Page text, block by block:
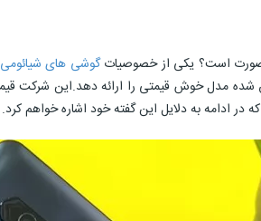
گوشی‌ های شیائومی
ادامه به دلایل این گفته خود اشاره خواهم کرد.